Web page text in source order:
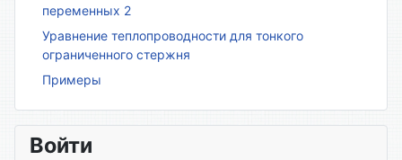
переменных 2
Уравнение теплопроводности для тонкого
ограниченного стержня
Примеры
Войти